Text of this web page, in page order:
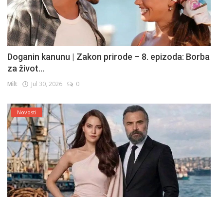
Doganin kanunu | Zakon prirode – 8. epizoda: Borba
za život...
Milt Jul 30, 2026 0
Novosti